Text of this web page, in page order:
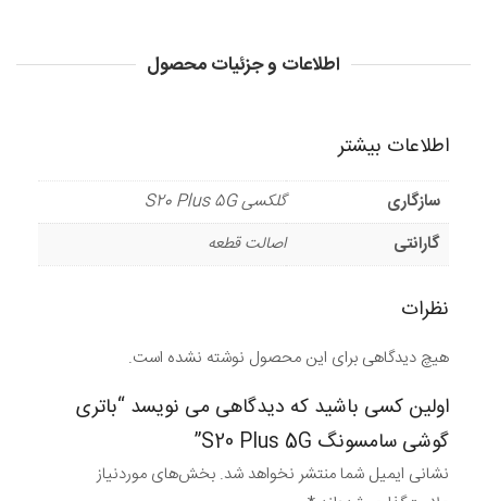
اطلاعات و جزئیات محصول
اطلاعات بیشتر
سازگاری
گلکسی S20 Plus 5G
گارانتی
اصالت قطعه
نظرات
هیچ دیدگاهی برای این محصول نوشته نشده است.
اولین کسی باشید که دیدگاهی می نویسد “باتری
گوشی سامسونگ S20 Plus 5G”
نشانی ایمیل شما منتشر نخواهد شد. بخش‌های موردنیاز